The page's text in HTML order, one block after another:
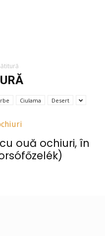
Ciulama Desert
ouă ochiuri, în